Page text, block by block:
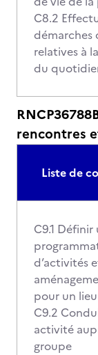
C8.2
démarches
relatives à
du
rencontres
Liste de
C9.1 Définir
d’activités
pour un
C9.2
activité
groupe